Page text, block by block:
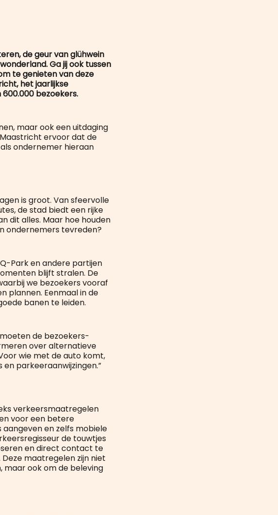
de geur van glühwein
Ga jij ook tussen
te genieten van deze
het jaarlijkse
bezoekers.
maar ook een uitdaging
ervoor dat de
ondernemer hieraan
is groot. Van sfeervolle
de stad biedt een rijke
dit alles. Maar hoe houden
ondernemers tevreden?
Park en andere partijen
blijft stralen. De
we bezoekers vooraf
plannen. Eenmaal in de
banen te leiden.
de bezoekers­
over alternatieve
wie met de auto komt,
parkeeraanwijzingen.”
verkeersmaatregelen
voor een betere
en zelfs mobiele
de touwtjes
en direct contact te
maatregelen zijn niet
maar ook om de beleving